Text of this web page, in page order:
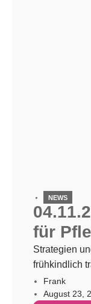
NEWS
für
Strategien
frühkindlich
Pflegekinder
Frank
August 23,